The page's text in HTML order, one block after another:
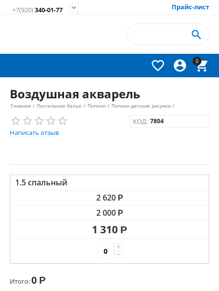
Прайс-лист
+7(920)340-01-77 
0




Воздушная акварель
Главная / Постельное белье / Поплин / Поплин детские рисунки /
Написать отзыв
КОД: 7804
1.5 спальный
2 620 Р
2 000 Р
1 310 Р
+
−
Итого:0 Р